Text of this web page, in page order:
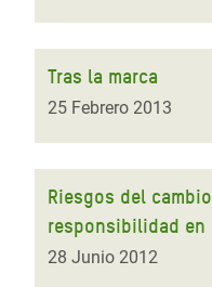
Tras la marca
25 Febrero 2013
Riesgos del
responsibilidad en
28 Junio 2012